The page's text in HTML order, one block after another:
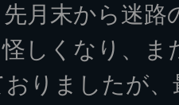
月末から迷路
しくなり、
りましたが